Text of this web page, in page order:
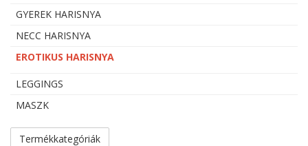
GYEREK HARISNYA
NECC HARISNYA
EROTIKUS HARISNYA
LEGGINGS
MASZK
Termékkategóriák